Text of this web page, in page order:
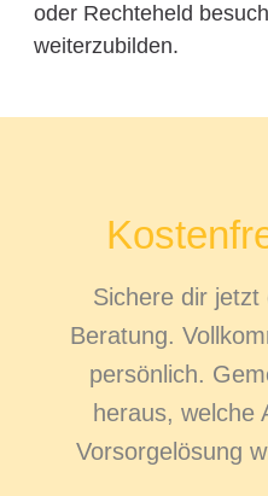
oder Rechteheld
weiterzubilden.
Sichere dir jetzt
Beratung.
persönlich.
heraus, welche
Vorsorgelösung